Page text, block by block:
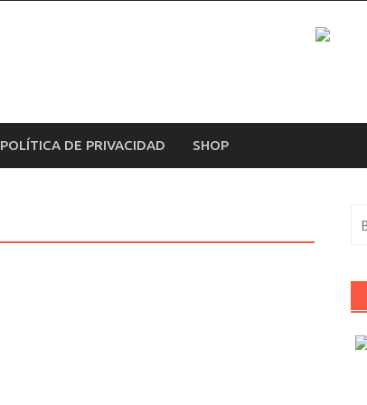
POLÍTICA DE PRIVACIDAD SHOP